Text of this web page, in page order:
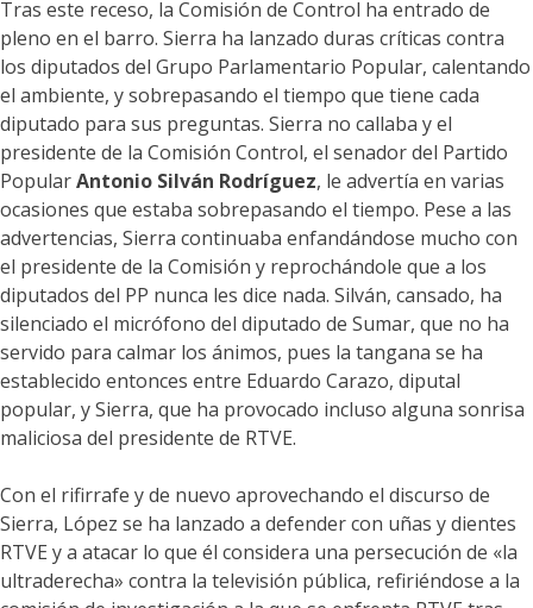
Tras este receso, la Comisión de Control ha entrado de
pleno en el barro. Sierra ha lanzado duras críticas contra
los diputados del Grupo Parlamentario Popular, calentando
el ambiente, y sobrepasando el tiempo que tiene cada
diputado para sus preguntas. Sierra no callaba y el
presidente de la Comisión Control, el senador del Partido
PopularAntonio Silván Rodríguez, le advertía en varias
ocasiones que estaba sobrepasando el tiempo. Pese a las
advertencias, Sierra continuaba enfandándose mucho con
el presidente de la Comisión y reprochándole que a los
diputados del PP nunca les dice nada. Silván, cansado, ha
silenciado el micrófono del diputado de Sumar, que no ha
servido para calmar los ánimos, pues la tangana se ha
establecido entonces entre Eduardo Carazo, diputal
popular, y Sierra, que ha provocado incluso alguna sonrisa
maliciosa del presidente de RTVE.
Con el rifirrafe y de nuevo aprovechando el discurso de
Sierra, López se ha lanzado a defender con uñas y dientes
RTVE y a atacar lo que él considera una persecución de «la
ultraderecha» contra la televisión pública, refiriéndose a la